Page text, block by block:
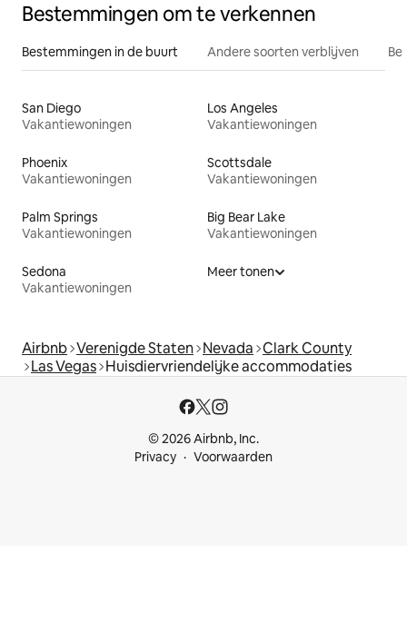
Bestemmingen om te verkennen
Bestemmingen in de buurt Andere soorten verblijven
San Diego
Vakantiewoningen
Los Angeles
Vakantiewoningen
Phoenix
Vakantiewoningen
Scottsdale
Vakantiewoningen
Palm Springs
Vakantiewoningen
Big Bear Lake
Vakantiewoningen
Sedona
Vakantiewoningen
Meer tonen
Airbnb Verenigde Staten Nevada Clark County
Las Vegas Huisdiervriendelijke accommodaties
© 2026 Airbnb, Inc.
Privacy
Voorwaarden